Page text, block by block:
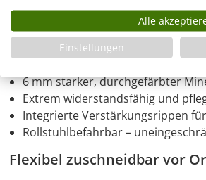
usw.
Stabile und hochfeste Form
Material & Stabilität der
6 mm starker, durchgefärbter
Extrem widerstandsfähig und
Integrierte Verstärkungsrippen
Rollstuhlbefahrbar –
Flexibel zuschneidbar vor
Alle
Einstellungen